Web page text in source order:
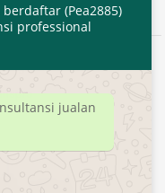
(Pea2885)
professional
jualan